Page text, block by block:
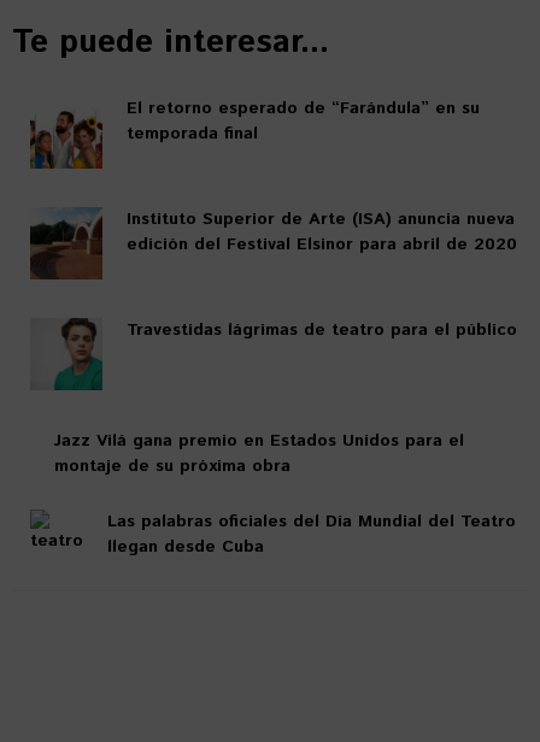
Te puede interesar...
El retorno esperado de “Farándula” en su
temporada final
Instituto Superior de Arte (ISA) anuncia nueva
edición del Festival Elsinor para abril de 2020
Travestidas lágrimas de teatro para el público
Jazz Vilá gana premio en Estados Unidos para el
montaje de su próxima obra
Las palabras oficiales del Día Mundial del Teatro
llegan desde Cuba